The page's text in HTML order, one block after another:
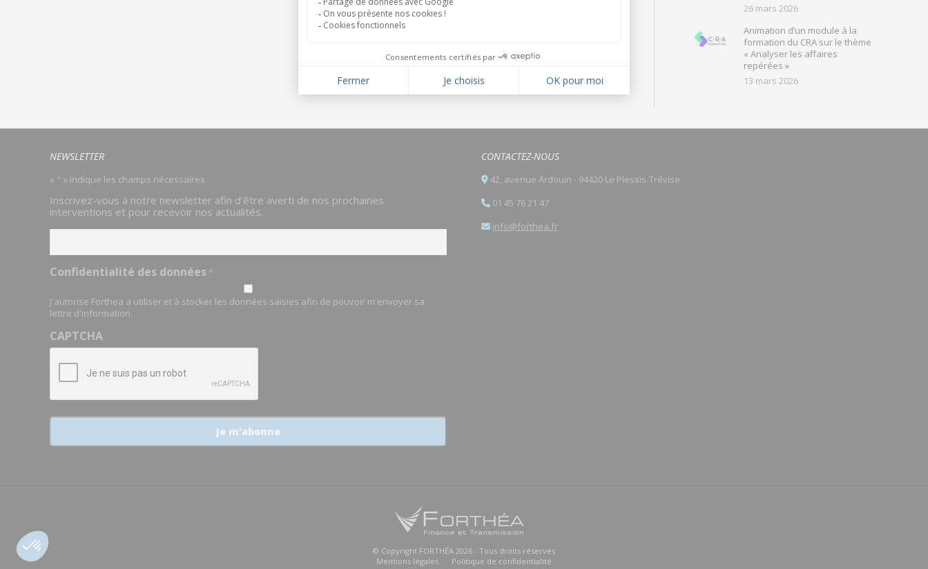
26 mars 2026
Animation d’un module à la
formation du CRA sur le thème
« Analyser les affaires
repérées »
13 mars 2026
NEWSLETTER
« *» indique les champs nécessaires
*
Inscrivez-vous à notre newsletter afin d’être averti de nos prochaines
interventions et pour recevoir nos actualités.
Confidentialité des données *
J'autorise Forthea a utiliser et à stocker les données saisies afin de pouvoir m'envoyer sa
lettre d'information.
CAPTCHA
CONTACTEZ-NOUS
42, avenue Ardouin - 94420 Le Plessis-Trévise
01 45 76 21 47
info@forthea.fr
© Copyright FORTHÉA 2026 - Tous droits réservés
Mentions légales
Politique de confidentialité